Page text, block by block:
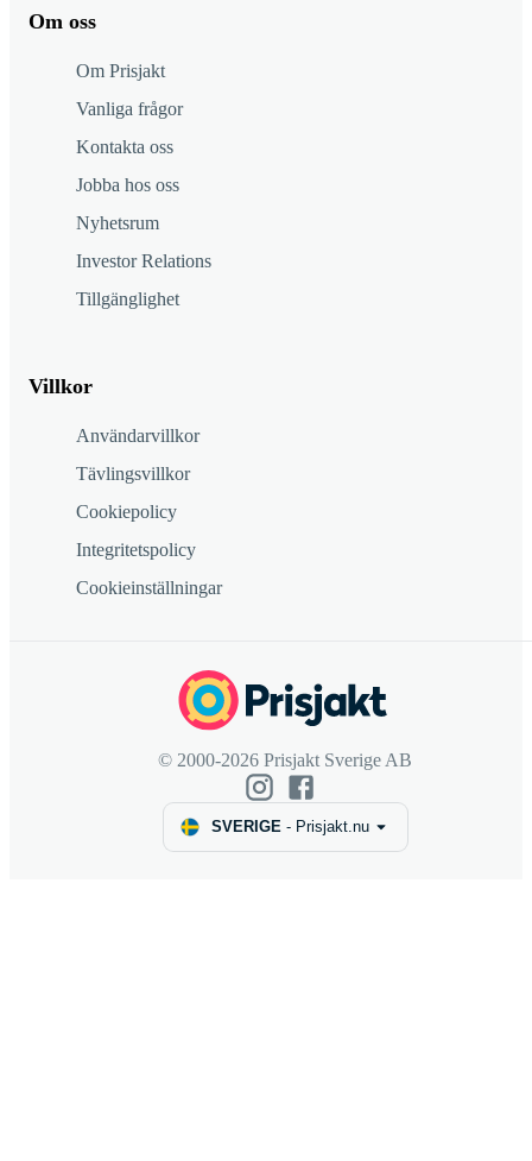
Om oss
Om Prisjakt
Vanliga frågor
Kontakta oss
Jobba hos oss
Nyhetsrum
Investor Relations
Tillgänglighet
Villkor
Användarvillkor
Tävlingsvillkor
Cookiepolicy
Integritetspolicy
Cookieinställningar
© 2000-2026 Prisjakt Sverige AB
SVERIGE- Prisjakt.nu